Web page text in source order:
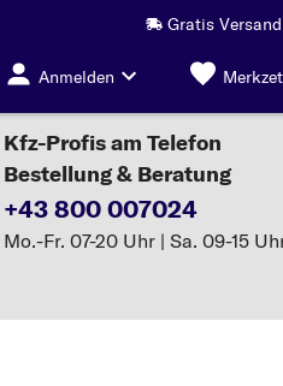
Gratis
Anmelden
Kfz-Profis am Telefon
Bestellung & Beratung
+43 800 007024
Mo.-Fr. 07-20 Uhr | Sa. 09-15